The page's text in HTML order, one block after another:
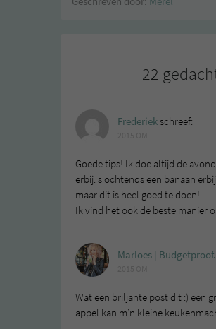
22
Frederiekschreef:
Goede tips! Ik doe altijd de
erbij. s ochtends een banaan
maar dit is heel goed te doen!
Ik vind het ook de beste manier
Marloes |
Wat een briljante post dit :) een
appel kan m’n kleine